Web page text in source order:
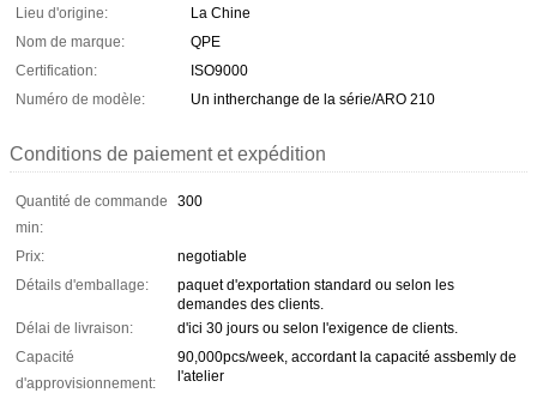
Lieu d'origine:
La Chine
Nom de marque:
QPE
Certification:
ISO9000
Numéro de modèle:
Un intherchange de la série/ARO 210
Conditions de paiement et expédition
Quantité de commande
min:
300
Prix:
negotiable
Détails d'emballage:
paquet d'exportation standard ou selon les
demandes des clients.
Délai de livraison:
d'ici 30 jours ou selon l'exigence de clients.
Capacité
d'approvisionnement:
90,000pcs/week, accordant la capacité assbemly de
l'atelier